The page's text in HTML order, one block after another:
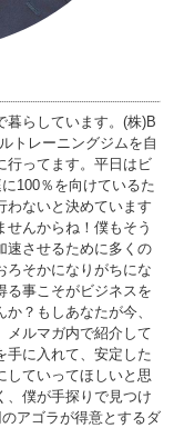
暮らしています。(株)B
トレーニングジムを自
行ってます。平日はビ
100％を向けているた
わないと決めています
んからね！僕もそう
速させるために多くの
ろそかになりがちにな
る事こそがビジネスを
？もしあなたが今、
メルマガ内で紹介して
手に入れて、安定した
していってほしいと思
、僕が手探りで見つけ
アゴラが得意とするダ